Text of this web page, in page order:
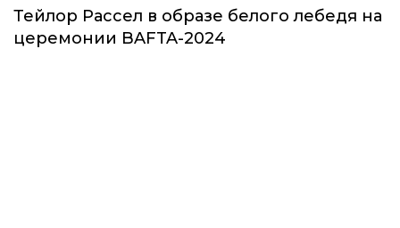
Тейлор Рассел в образе белого лебедя на
церемонии BAFTA-2024